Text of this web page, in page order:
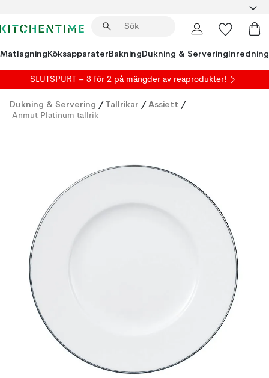
MatlagningKöksapparaterBakningDukning & ServeringInredning
SLUTSPURT – 3 för 2 på mängder av reaprodukter!
Dukning & Servering / Tallrikar / Assiett /
Anmut Platinum tallrik